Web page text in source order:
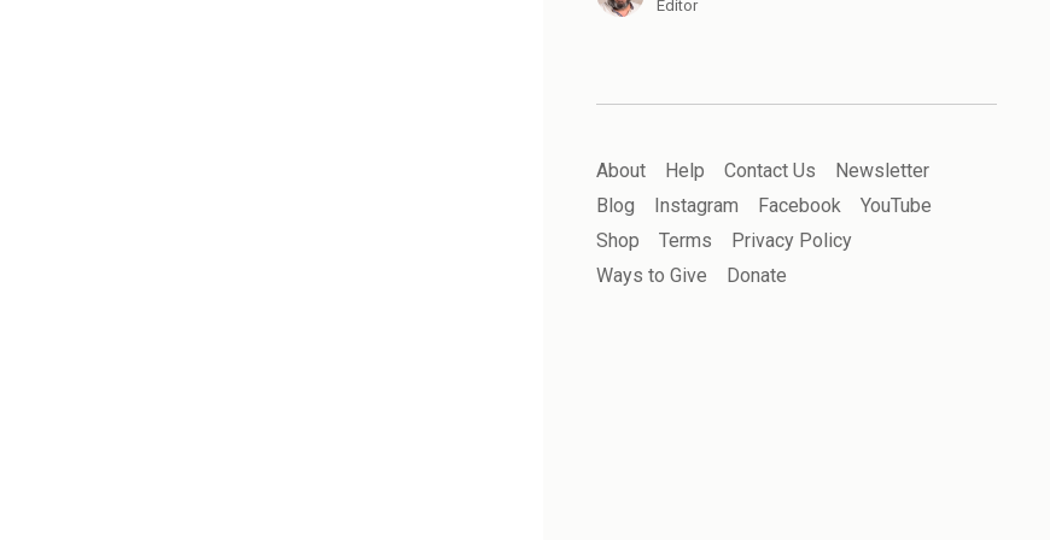
Editor
About Help Contact Us
Newsletter
Blog
Instagram Facebook
YouTube
Shop
Terms
Privacy Policy
Ways to Give
Donate